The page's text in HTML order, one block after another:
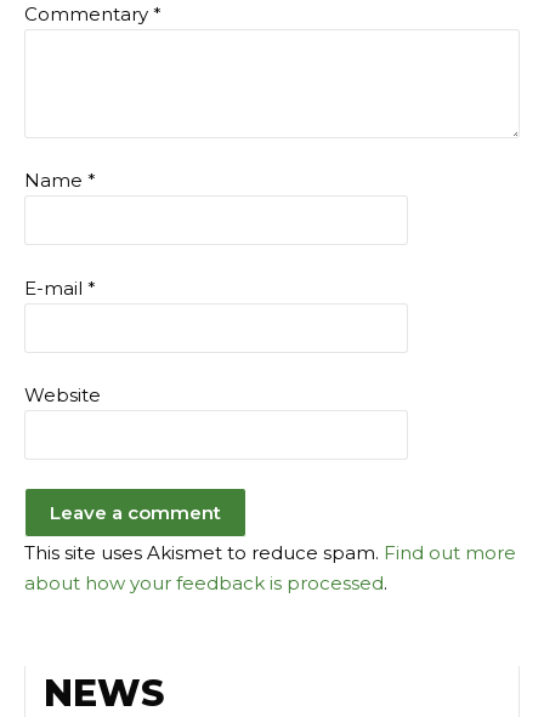
Commentary *
Name *
E-mail *
Website
This site uses Akismet to reduce spam. Find out more
about how your feedback is processed.
NEWS